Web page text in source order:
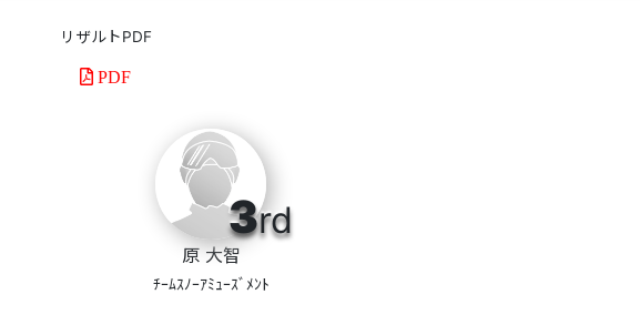
リザルトPDF
PDF
3rd
原 大智
ﾁｰﾑｽﾉｰｱﾐｭｰｽﾞﾒﾝﾄ